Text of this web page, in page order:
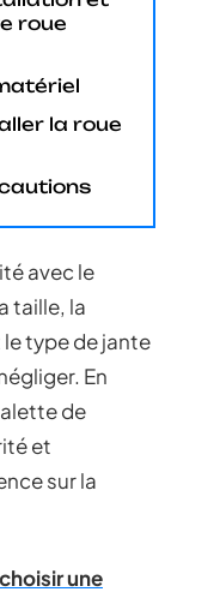
roue
la roue
avec le
taille, la
type de jante
En
de
et
sur la
une